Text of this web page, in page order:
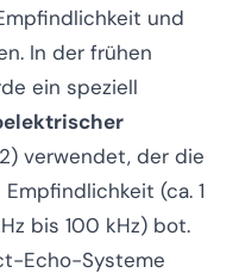
und
In der frühen
ein speziell
verwendet, der die
(ca. 1
bis 100 kHz) bot.
Echo-Systeme